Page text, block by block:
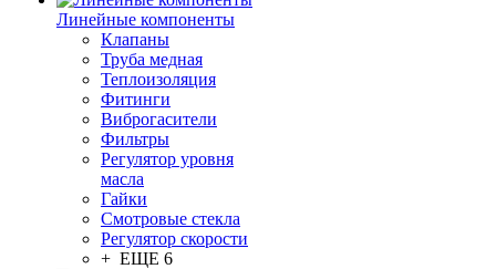
Линейные компоненты
Клапаны
Труба медная
Теплоизоляция
Фитинги
Виброгасители
Фильтры
Регулятор уровня
масла
Гайки
Смотровые стекла
Регулятор скорости
+ ЕЩЕ 6